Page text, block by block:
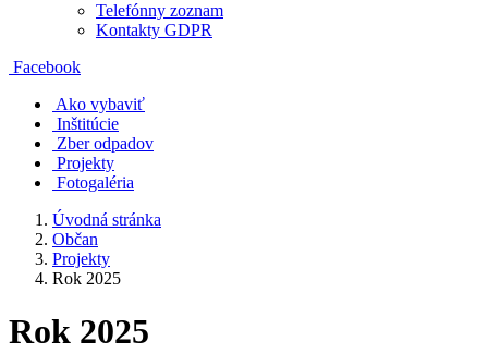
Telefónny zoznam
Kontakty GDPR
Facebook
Ako vybaviť
Inštitúcie
Zber odpadov
Projekty
Fotogaléria
Úvodná stránka
Občan
Projekty
Rok 2025
Rok 2025